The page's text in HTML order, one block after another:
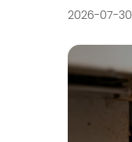
2026-07-30